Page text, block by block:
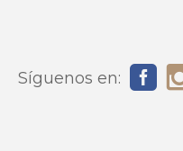
Síguenos en: